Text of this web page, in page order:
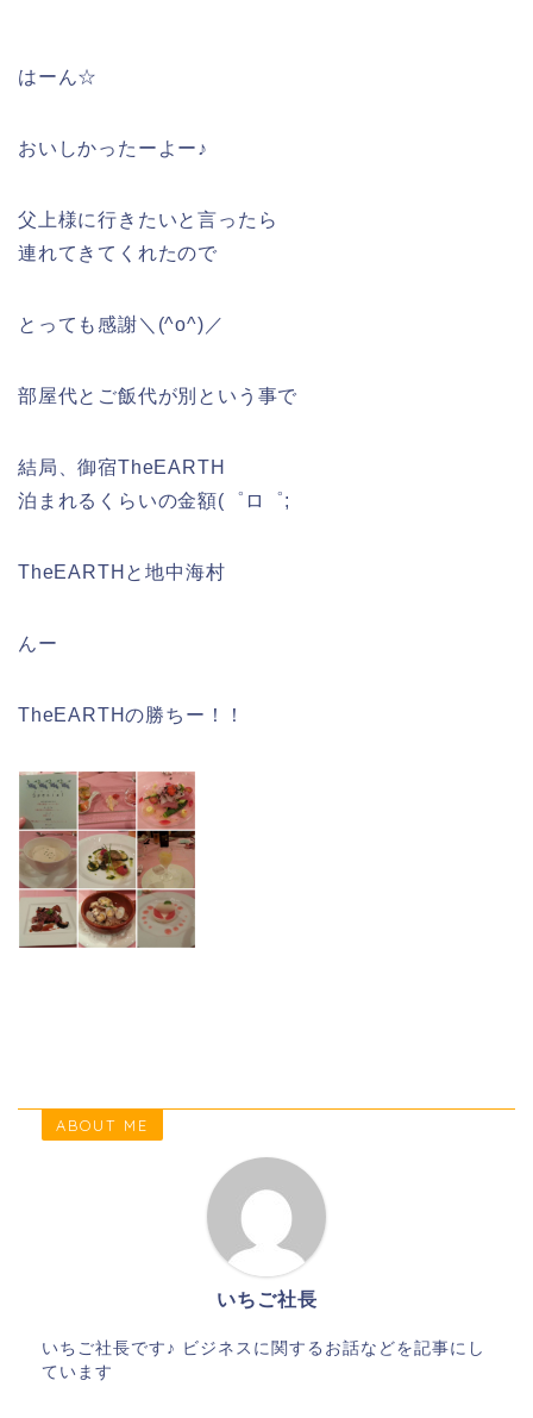
はーん☆
おいしかったーよー♪
父上様に行きたいと言ったら
連れてきてくれたので
とっても感謝＼(^o^)／
部屋代とご飯代が別という事で
結局、御宿TheEARTH
泊まれるくらいの金額(゜ロ゜;
TheEARTHと地中海村
んー
TheEARTHの勝ちー！！
ABOUT ME
いちご社長
いちご社長です♪ ビジネスに関するお話などを記事にし
ています